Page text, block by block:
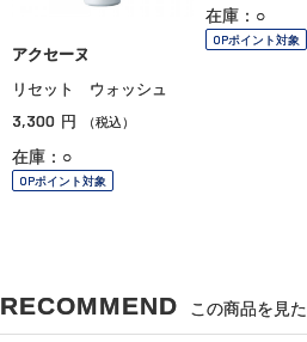
アクセーヌ
リセット ウォッシュ
3,300 円 （税込）
在庫：○
OPポイント対象
在庫：○
OPポイント対象
RECOMMEND この商品を見